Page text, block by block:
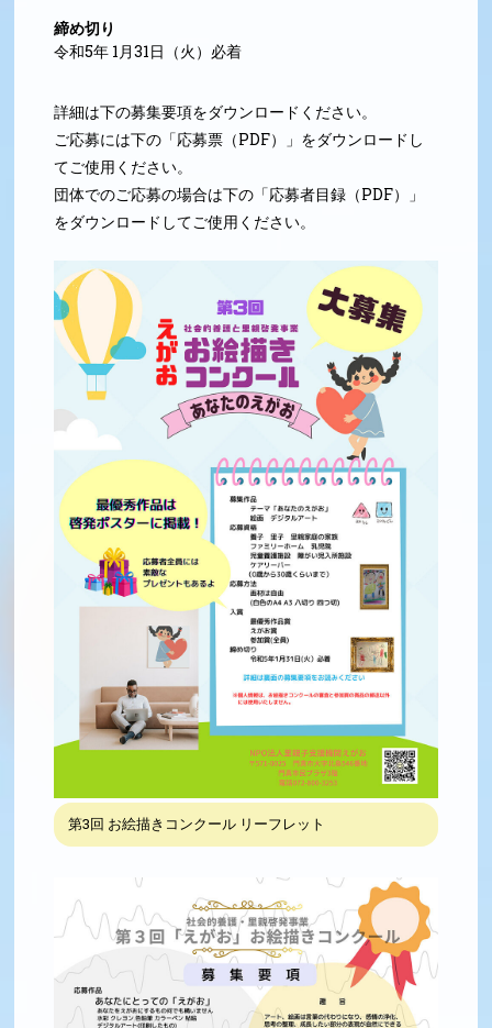
締め切り
令和5年 1月31日（火）必着
詳細は下の募集要項をダウンロードください。
ご応募には下の「応募票（PDF）」をダウンロードし
てご使用ください。
団体でのご応募の場合は下の「応募者目録（PDF）」
をダウンロードしてご使用ください。
第3回 お絵描きコンクール リーフレット